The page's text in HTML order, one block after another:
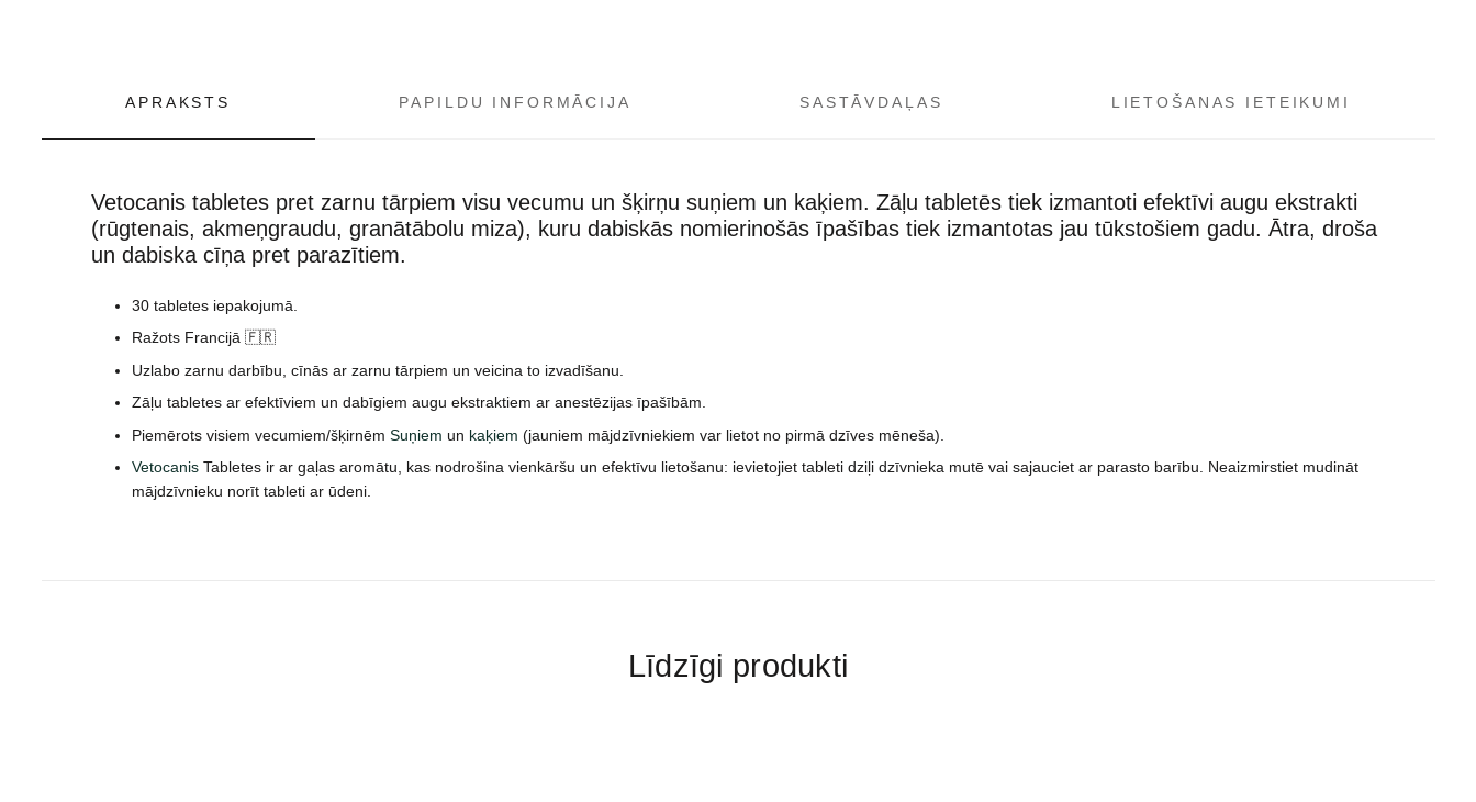
APRAKSTS PAPILDU INFORMĀCIJA SASTĀVDAĻAS LIETOŠANAS IETEIKUMI
Vetocanis tabletes pret zarnu tārpiem visu vecumu un šķirņu suņiem un kaķiem. Zāļu tabletēs tiek izmantoti efektīvi augu ekstrakti
(rūgtenais, akmeņgraudu, granātābolu miza), kuru dabiskās nomierinošās īpašības tiek izmantotas jau tūkstošiem gadu. Ātra, droša
un dabiska cīņa pret parazītiem.
30 tabletes iepakojumā.
Ražots Francijā 🇫🇷
Uzlabo zarnu darbību, cīnās ar zarnu tārpiem un veicina to izvadīšanu.
Zāļu tabletes ar efektīviem un dabīgiem augu ekstraktiem ar anestēzijas īpašībām.
Piemērots visiem vecumiem/šķirnēm Suņiem un kaķiem (jauniem mājdzīvniekiem var lietot no pirmā dzīves mēneša).
Vetocanis Tabletes ir ar gaļas aromātu, kas nodrošina vienkāršu un efektīvu lietošanu: ievietojiet tableti dziļi dzīvnieka mutē vai sajauciet ar parasto barību. Neaizmirstiet mudināt
mājdzīvnieku norīt tableti ar ūdeni.
Līdzīgi produkti